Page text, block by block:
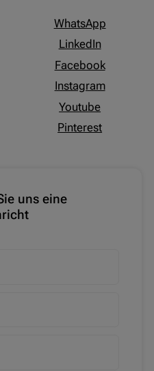
WhatsApp
LinkedIn
Facebook
Instagram
Youtube
Pinterest
uns eine